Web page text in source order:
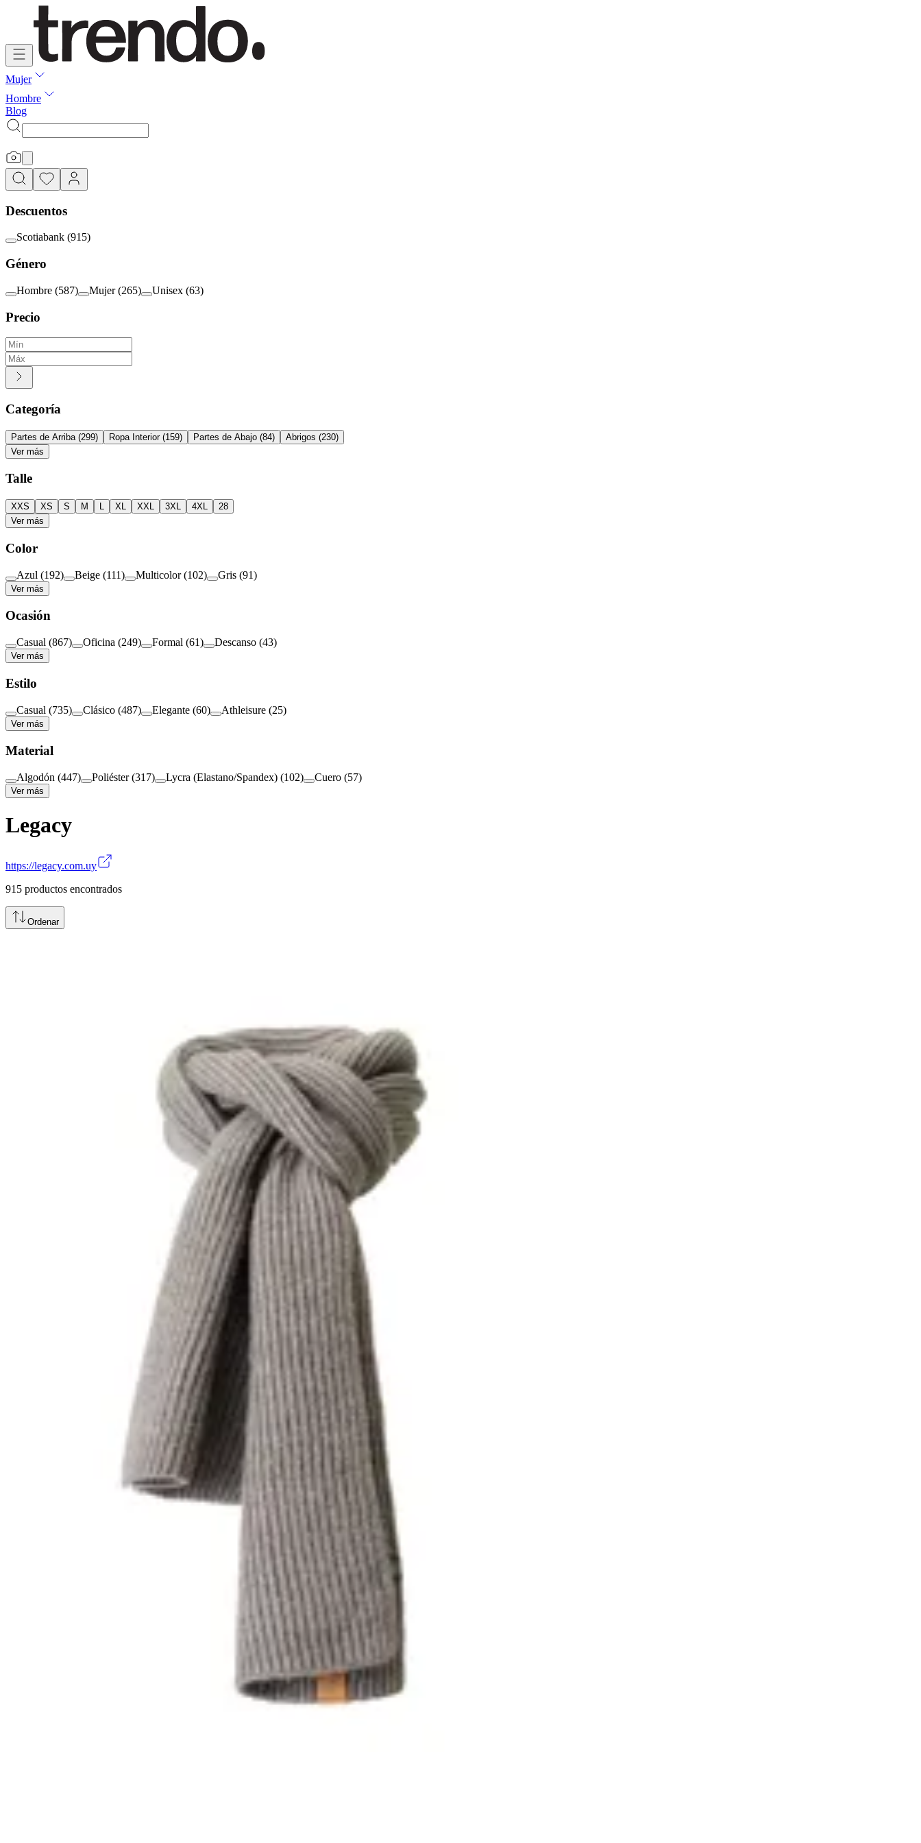
Mujer
Hombre
Blog
Descuentos
Scotiabank (915)
Género
Hombre (587) Mujer (265) Unisex (63)
Precio
Categoría
Partes de Arriba (299) Ropa Interior (159) Partes de Abajo (84) Abrigos (230)
Ver más
Talle
XXS XS S M L XL XXL 3XL 4XL
28
Ver más
Color
Azul (192) Beige (111) Multicolor (102) Gris (91)
Ver más
Ocasión
Casual (867) Oficina (249) Formal (61) Descanso (43)
Ver más
Estilo
Casual (735) Clásico (487) Elegante (60) Athleisure (25)
Ver más
Material
Algodón (447) Poliéster (317) Lycra (Elastano/Spandex) (102) Cuero (57)
Ver más
Legacy
https://legacy.com.uy
915 productos encontrados
Ordenar